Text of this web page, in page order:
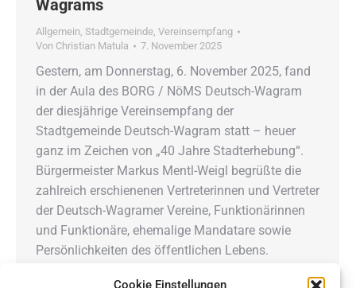
Cookie Einstellungen
Wagrams
Allgemein Stadtgemeinde Vereinsempfang
Von Christian Matula 7. November 2025
Gestern, am Donnerstag, 6. November 2025, fand
in der Aula des BORG / NöMS Deutsch-Wagram
der diesjährige Vereinsempfang der
Stadtgemeinde Deutsch-Wagram statt – heuer
ganz im Zeichen von „40 Jahre Stadterhebung“.
Bürgermeister Markus Mentl-Weigl begrüßte die
zahlreich erschienenen Vertreterinnen und Vertreter
der Deutsch-Wagramer Vereine, Funktionärinnen
und Funktionäre, ehemalige Mandatare sowie
Persönlichkeiten des öffentlichen Lebens.